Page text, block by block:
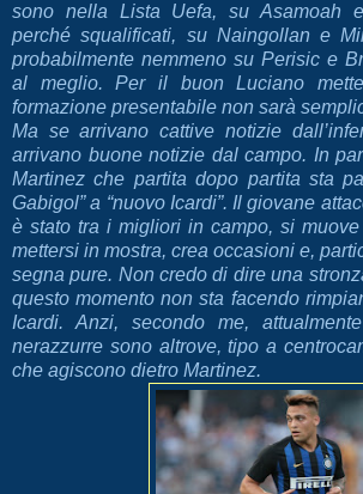
sono nella Lista Uefa, su Asamoah
perché squalificati, su Naingollan e
probabilmente nemmeno su Perisic e
al meglio. Per il buon Luciano
formazione presentabile non sarà
Ma se arrivano cattive notizie
arrivano buone notizie dal campo. In
Martinez che partita dopo partita sta
Gabigol” a “nuovo Icardi”. Il giovane
è stato tra i migliori in campo, si
mettersi in mostra, crea occasioni e,
segna pure. Non credo di dire una
questo momento non sta facendo
Icardi. Anzi, secondo me,
nerazzurre sono altrove, tipo a
che agiscono dietro Martinez.